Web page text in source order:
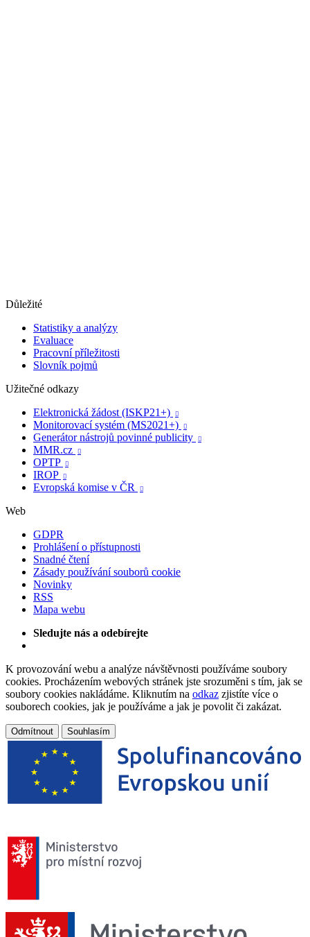
Důležité
Statistiky a analýzy
Evaluace
Pracovní příležitosti
Slovník pojmů
Užitečné odkazy
Elektronická žádost (ISKP21+)

Monitorovací systém (MS2021+) 
Generátor nástrojů povinné publicity 
MMR.cz 
OPTP 
IROP 
Evropská komise v ČR 
Web
GDPR
Prohlášení o přístupnosti
Snadné čtení
Zásady používání souborů cookie
Novinky
RSS
Mapa webu
Sledujte nás a odebírejte
K provozování webu a analýze návštěvnosti používáme soubory
cookies. Procházením webových stránek jste srozuměni s tím, jak se
soubory cookies nakládáme. Kliknutím na odkaz zjistíte více o
souborech cookies, jak je používáme a jak je povolit či zakázat.
Odmítnout Souhlasím